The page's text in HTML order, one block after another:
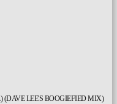
(DAVE LEE'S BOOGIEFIED MIX)